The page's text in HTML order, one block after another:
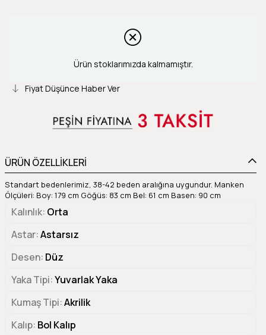
Ürün stoklarımızda kalmamıştır.
Fiyat Düşünce Haber Ver
ÜRÜN ÖZELLİKLERİ
Standart bedenlerimiz, 38-42 beden aralığına uygundur. Manken
Ölçüleri: Boy: 179 cm Göğüs: 83 cm Bel: 61 cm Basen: 90 cm
Kalınlık Orta
Astar Astarsız
Desen Düz
Yaka Tipi Yuvarlak Yaka
Kumaş Tipi Akrilik
Kalıp Bol Kalıp